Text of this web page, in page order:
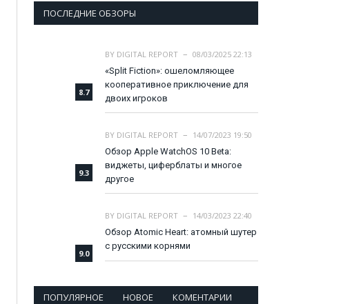
ПОСЛЕДНИЕ ОБЗОРЫ
8.7
BY DIGITAL REPORT
08/03/2025 22:13
«Split Fiction»: ошеломляющее
кооперативное приключение для
двоих игроков
9.3
BY DIGITAL REPORT
14/07/2023 19:50
Обзор Apple WatchOS 10 Beta:
виджеты, циферблаты и многое
другое
9.0
BY DIGITAL REPORT
14/03/2023 22:40
Обзор Atomic Heart: атомный шутер
с русскими корнями
ПОПУЛЯРНОЕ НОВОЕ КОМЕНТАРИИ